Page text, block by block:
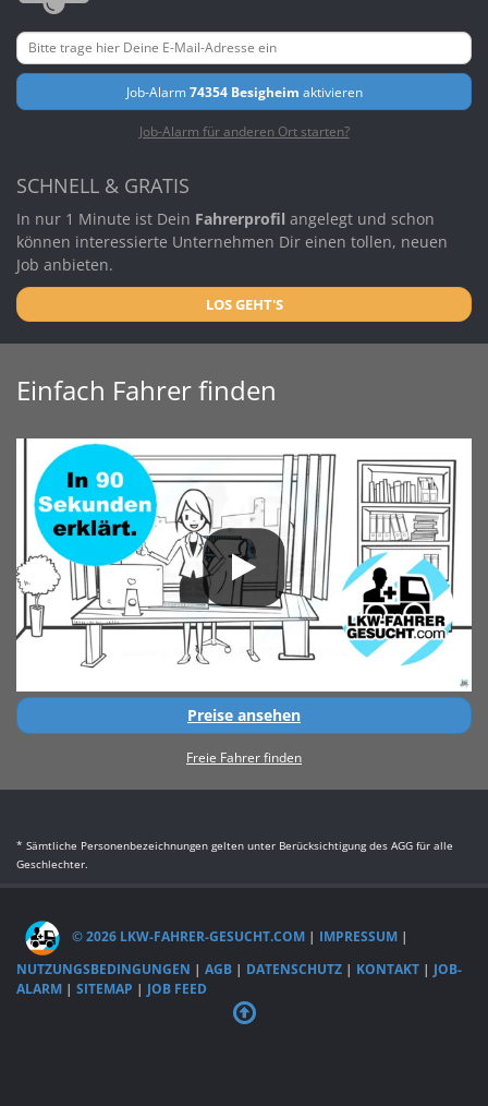
Job-Alarm74354 Besigheim aktivieren
Job-Alarm für anderen Ort starten?
SCHNELL & GRATIS
In nur 1 Minute ist Dein Fahrerprofil angelegt und schon
können interessierte Unternehmen Dir einen tollen, neuen
Job anbieten.
LOS GEHT'S
Einfach Fahrer finden
Preise ansehen
Freie Fahrer finden
* Sämtliche Personenbezeichnungen gelten unter Berücksichtigung des AGG für alle
Geschlechter.
© 2026 LKW-FAHRER-GESUCHT.COM | IMPRESSUM |
NUTZUNGSBEDINGUNGEN | AGB | DATENSCHUTZ | KONTAKT | JOB-
ALARM | SITEMAP | JOB FEED